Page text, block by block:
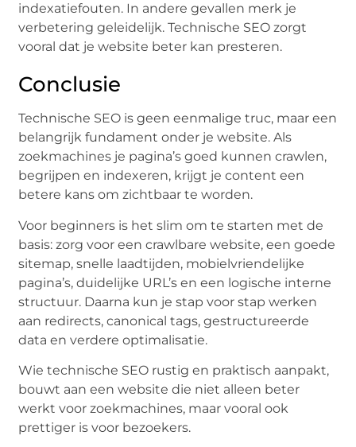
indexatiefouten. In andere gevallen merk je
verbetering geleidelijk. Technische SEO zorgt
vooral dat je website beter kan presteren.
Conclusie
Technische SEO is geen eenmalige truc, maar een
belangrijk fundament onder je website. Als
zoekmachines je pagina’s goed kunnen crawlen,
begrijpen en indexeren, krijgt je content een
betere kans om zichtbaar te worden.
Voor beginners is het slim om te starten met de
basis: zorg voor een crawlbare website, een goede
sitemap, snelle laadtijden, mobielvriendelijke
pagina’s, duidelijke URL’s en een logische interne
structuur. Daarna kun je stap voor stap werken
aan redirects, canonical tags, gestructureerde
data en verdere optimalisatie.
Wie technische SEO rustig en praktisch aanpakt,
bouwt aan een website die niet alleen beter
werkt voor zoekmachines, maar vooral ook
prettiger is voor bezoekers.